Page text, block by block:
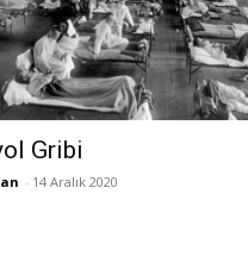
Gribi
- 14 Aralık 2020